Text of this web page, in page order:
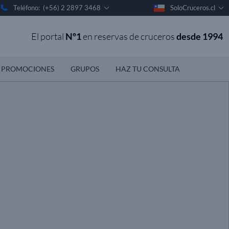
Teléfono: (+56) 2 2897 3468 SoloCruceros.cl
El portal Nº1en reservas de crucerosdesde 1994
PROMOCIONES GRUPOS HAZ TU CONSULTA